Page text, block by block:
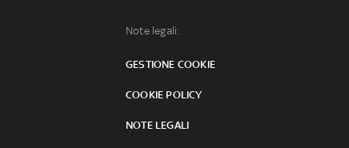
Note legali:
GESTIONE COOKIE
COOKIE POLICY
NOTE LEGALI